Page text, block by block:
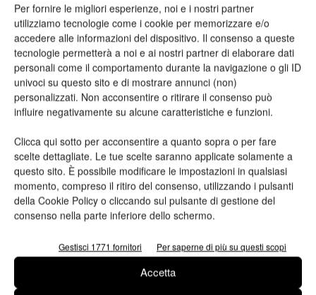
Per fornire le migliori esperienze, noi e i nostri partner
utilizziamo tecnologie come i cookie per memorizzare e/o
accedere alle informazioni del dispositivo. Il consenso a queste
tecnologie permetterà a noi e ai nostri partner di elaborare dati
personali come il comportamento durante la navigazione o gli ID
univoci su questo sito e di mostrare annunci (non)
personalizzati. Non acconsentire o ritirare il consenso può
influire negativamente su alcune caratteristiche e funzioni.
Clicca qui sotto per acconsentire a quanto sopra o per fare
scelte dettagliate. Le tue scelte saranno applicate solamente a
questo sito. È possibile modificare le impostazioni in qualsiasi
momento, compreso il ritiro del consenso, utilizzando i pulsanti
della Cookie Policy o cliccando sul pulsante di gestione del
consenso nella parte inferiore dello schermo.
Gestisci 1771 fornitori Per saperne di più su questi scopi
Accetta
Scodix mostra la nuova S75 a Dscoop 8
Leggi la rivista